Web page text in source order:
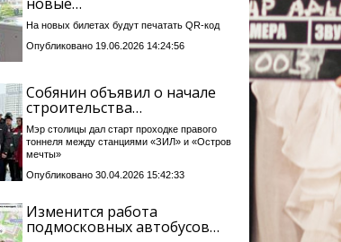
На новых билетах будут печатать QR-код
Опубликовано 19.06.2026 14:24:56
Собянин объявил о начале
строительства…
Мэр столицы дал старт проходке правого
тоннеля между станциями «ЗИЛ» и «Остров
мечты»
Опубликовано 30.04.2026 15:42:33
Изменится работа
подмосковных автобусов…